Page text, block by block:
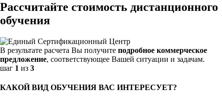
Рассчитайте стоимость дистанционного
обучения
В результате расчета Вы получите подробное коммерческое
предложение, соответствующее Вашей ситуации и задачам.
шаг 1 из 3
КАКОЙ ВИД ОБУЧЕНИЯ ВАС ИНТЕРЕСУЕТ?